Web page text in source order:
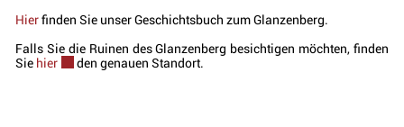
Hierfinden Sie unser Geschichtsbuch zum Glanzenberg.
Falls Sie die Ruinen des Glanzenberg besichtigen möchten, finden
Sie hier Externer Link wird in einem neuen Fenster geöffnet.
den genauen Standort.